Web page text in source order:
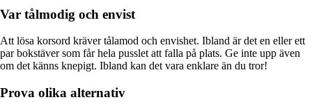
Var tålmodig och envist
Att lösa korsord kräver tålamod och envishet. Ibland är det en eller ett
par bokstäver som får hela pusslet att falla på plats. Ge inte upp även
om det känns knepigt. Ibland kan det vara enklare än du tror!
Prova olika alternativ